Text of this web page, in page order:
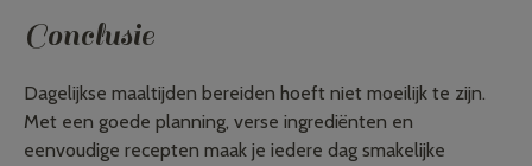
Conclusie
Dagelijkse maaltijden bereiden hoeft niet moeilijk te zijn.
Met een goede planning, verse ingrediënten en
eenvoudige recepten maak je iedere dag smakelijke